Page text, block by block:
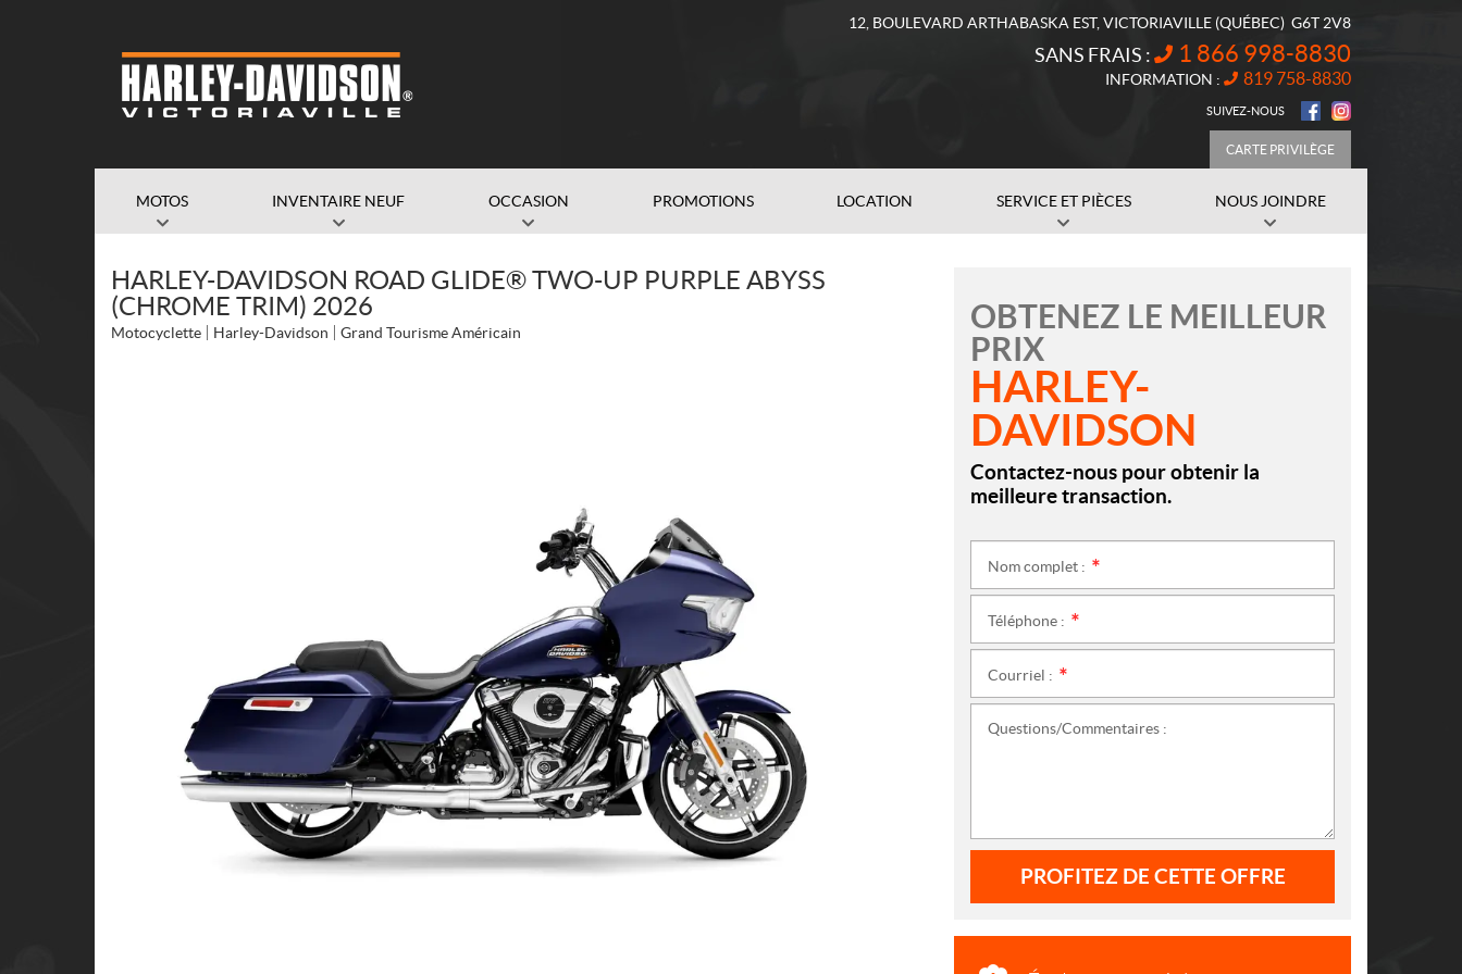
12, BOULEVARD ARTHABASKA EST, VICTORIAVILLE (QUÉBEC) G6T 2V8
SANS FRAIS : 1 866 998-8830
INFORMATION : 819 758-8830
SUIVEZ-NOUS
CARTE PRIVILÈGE
MOTOS INVENTAIRE NEUF OCCASION PROMOTIONS LOCATION SERVICE ET PIÈCES NOUS JOINDRE
HARLEY-DAVIDSON ROAD GLIDE® TWO-UP PURPLE ABYSS
(CHROME TRIM) 2026
Motocyclette Harley-Davidson Grand Tourisme Américain
OBTENEZ LE MEILLEUR
PRIX
HARLEY-
DAVIDSON
Contactez-nous pour obtenir la
meilleure transaction.
Nom complet :
Téléphone :
Courriel :
Questions/Commentaires :
PROFITEZ DE CETTE OFFRE